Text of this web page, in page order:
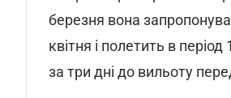
березня вона
квітня і полетить в
за три дні до вильоту